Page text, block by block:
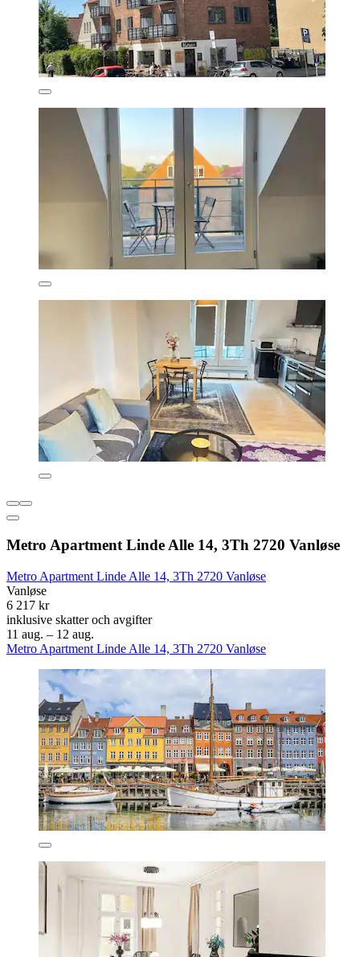
Metro Apartment Linde Alle 14, 3Th 2720 Vanløse
Metro Apartment Linde Alle 14, 3Th 2720 Vanløse
Vanløse
6 217 kr
inklusive skatter och avgifter
11 aug. – 12 aug.
Metro Apartment Linde Alle 14, 3Th 2720 Vanløse